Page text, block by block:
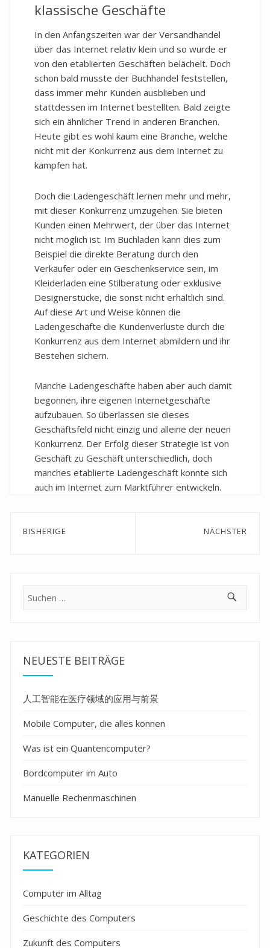
klassische Geschäfte
In den Anfangszeiten war der Versandhandel
über das Internet relativ klein und so wurde er
von den etablierten Geschäften belächelt. Doch
schon bald musste der Buchhandel feststellen,
dass immer mehr Kunden ausblieben und
stattdessen im Internet bestellten. Bald zeigte
sich ein ähnlicher Trend in anderen Branchen.
Heute gibt es wohl kaum eine Branche, welche
nicht mit der Konkurrenz aus dem Internet zu
kämpfen hat.
Doch die Ladengeschäft lernen mehr und mehr,
mit dieser Konkurrenz umzugehen. Sie bieten
Kunden einen Mehrwert, der über das Internet
nicht möglich ist. Im Buchladen kann dies zum
Beispiel die direkte Beratung durch den
Verkäufer oder ein Geschenkservice sein, im
Kleiderladen eine Stilberatung oder exklusive
Designerstücke, die sonst nicht erhältlich sind.
Auf diese Art und Weise können die
Ladengeschäfte die Kundenverluste durch die
Konkurrenz aus dem Internet abmildern und ihr
Bestehen sichern.
Manche Ladengeschäfte haben aber auch damit
begonnen, ihre eigenen Internetgeschäfte
aufzubauen. So überlassen sie dieses
Geschäftsfeld nicht einzig und alleine der neuen
Konkurrenz. Der Erfolg dieser Strategie ist von
Geschäft zu Geschäft unterschiedlich, doch
manches etablierte Ladengeschäft konnte sich
auch im Internet zum Marktführer entwickeln.
Beitragsnavigation
BISHERIGE NÄCHSTER
Suche
NEUESTE BEITRÄGE
人工智能在医疗领域的应用与前景
Mobile Computer, die alles können
Was ist ein Quantencomputer?
Bordcomputer im Auto
Manuelle Rechenmaschinen
KATEGORIEN
Computer im Alltag
Geschichte des Computers
Zukunft des Computers